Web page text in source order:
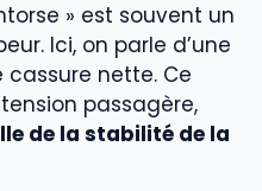
» est souvent un
Ici, on parle d’une
cassure nette. Ce
passagère,
de la stabilité de la